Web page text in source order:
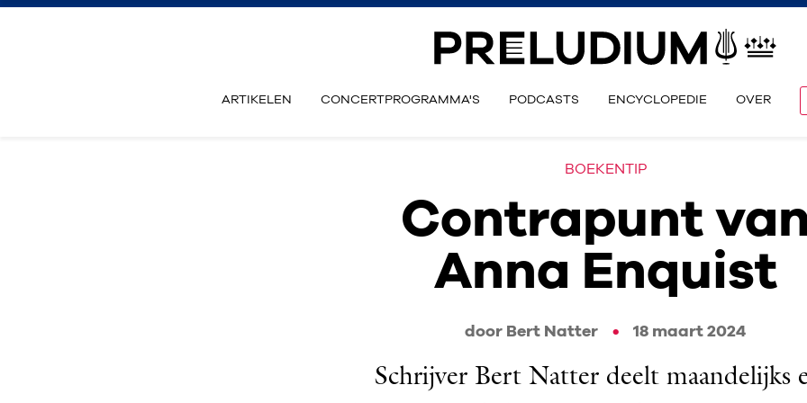
ARTIKELEN CONCERTPROGRAMMA'S PODCASTS ENCYCLOPEDIE OVER
BOEKENTIP
Contrapunt van
Anna Enquist
door Bert Natter 18 maart 2024
Schrijver Bert Natter deelt maandelijks